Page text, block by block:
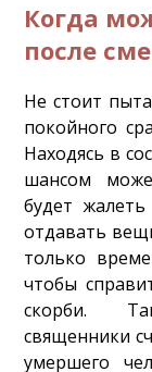
Когда
после
Не стоит
покойного
Находясь в
шансом
будет
отдавать
только
чтобы
скорби.
священники
умершего